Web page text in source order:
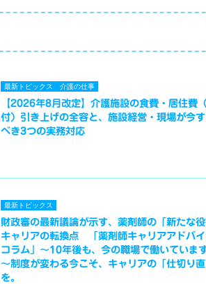
最新トピックス 介護の仕事
【2026年8月改定】介護施設の食費・居住費
付）引き上げの全容と、施設経営・現場が今
べき3つの実務対応
最新トピックス
財政審の最新議論が示す、薬剤師の「新たな
キャリアの転換点 「薬剤師キャリアアドバ
コラム」～10年後も、今の職場で働いていま
～制度が変わる今こそ、キャリアの「仕切り直
を。